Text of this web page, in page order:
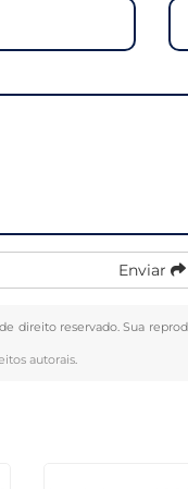
Enviar
direito reservado. Sua
autorais.